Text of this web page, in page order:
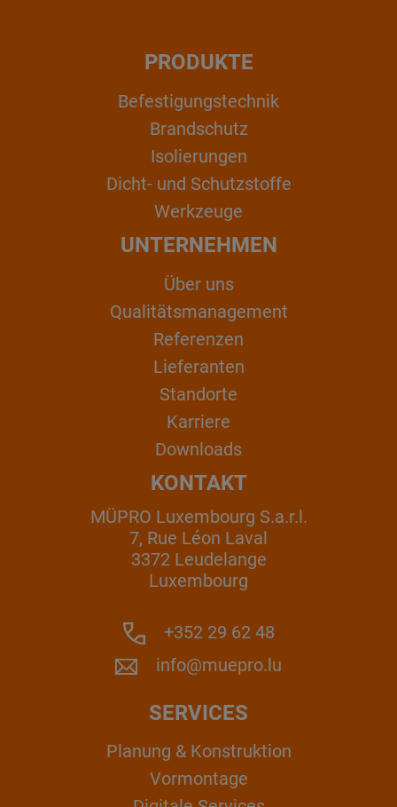
PRODUKTE
Befestigungstechnik
Brandschutz
Isolierungen
Dicht- und Schutzstoffe
Werkzeuge
UNTERNEHMEN
Über uns
Qualitätsmanagement
Referenzen
Lieferanten
Standorte
Karriere
Downloads
KONTAKT
MÜPRO Luxembourg S.a.r.l.
7, Rue Léon Laval
3372 Leudelange
Luxembourg
+352 29 62 48
info@muepro.lu
SERVICES
Planung & Konstruktion
Vormontage